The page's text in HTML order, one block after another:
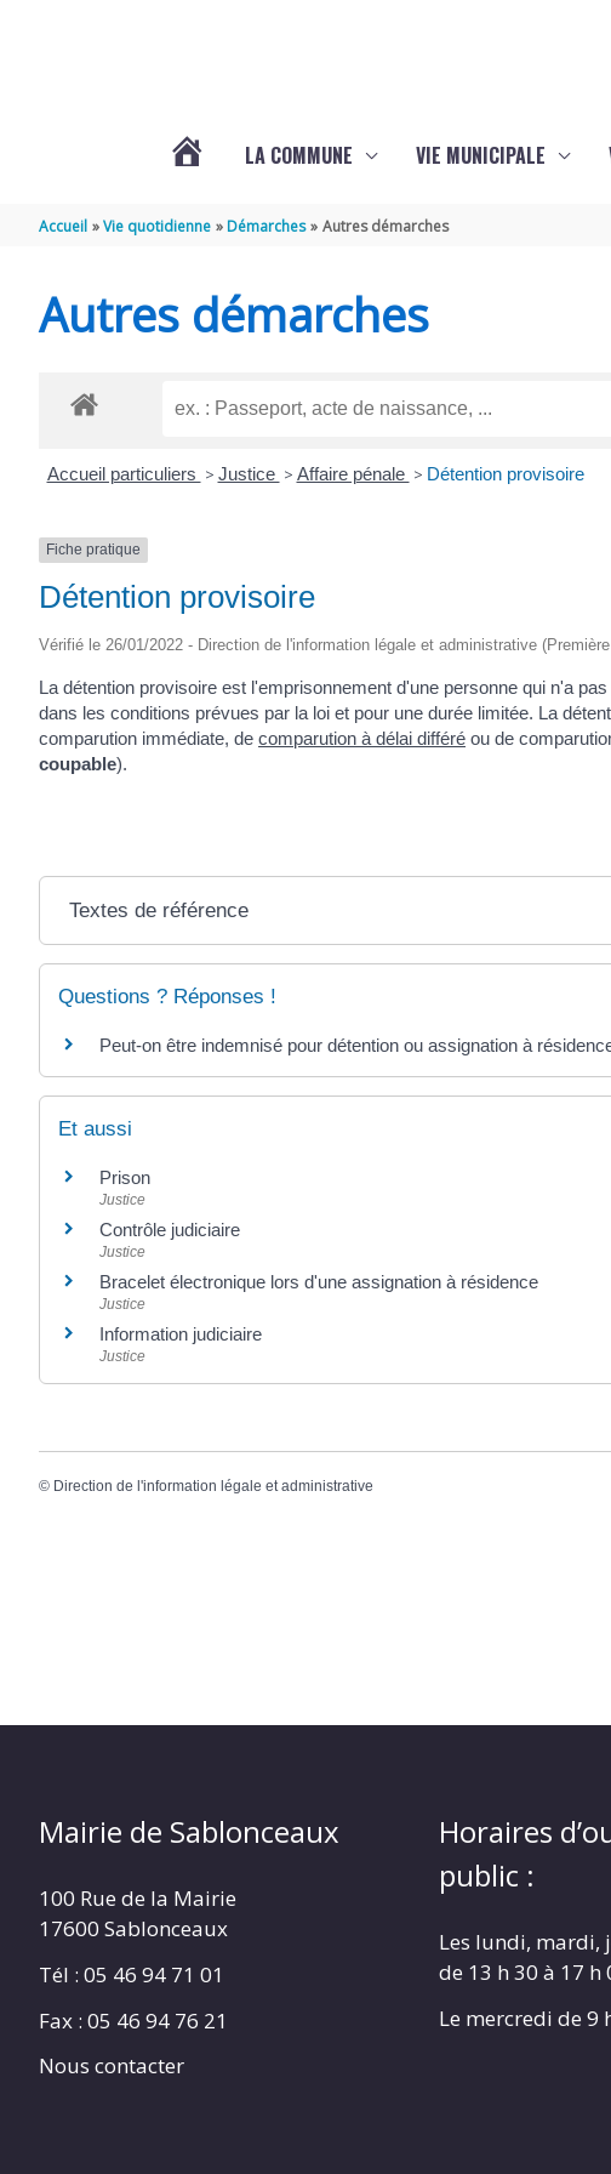
LA COMMUNE VIE MUNICIPALE
Accueil Vie quotidienne Démarches Autres démarches
Autres démarches
Accueil particuliers > Justice > Affaire pénale > Détention provisoire
Fiche pratique
Détention provisoire
Vérifié le 26/01/2022 - Direction de l'information légale et administrative
La détention provisoire est l'emprisonnement d'une personne qui n'a
dans les conditions prévues par la loi et pour une durée limitée. La
comparution immédiate, de comparution à délai différé ou de
coupable).
Textes de référence
Questions ? Réponses !
Peut-on être indemnisé pour détention ou assignation à
Et aussi
Prison
Justice
Contrôle judiciaire
Justice
Bracelet électronique lors d'une assignation à résidence
Justice
Information judiciaire
Justice
© Direction de l'information légale et administrative
Mairie de Sablonceaux
100 Rue de la Mairie
17600 Sablonceaux
Tél : 05 46 94 71 01
Fax : 05 46 94 76 21
Nous contacter
Horaires
public :
Les lundi, mardi,
de 13 h 30 à 17 h
Le mercredi de 9